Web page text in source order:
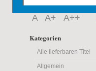
A A+ A++
Kategorien
Alle lieferbaren Titel
Allgemein